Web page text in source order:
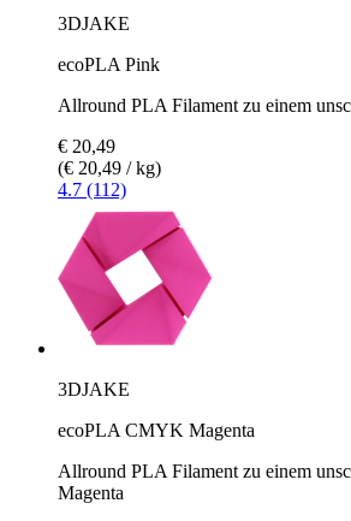
3DJAKE
ecoPLA Pink
Allround PLA Filament zu einem
€ 20,49
(€ 20,49 / kg)
4.7 (112)
3DJAKE
ecoPLA CMYK Magenta
Allround PLA Filament zu einem
Magenta